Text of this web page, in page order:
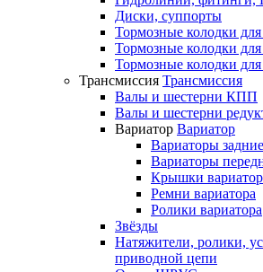
Диски, суппорты
Тормозные колодки
Тормозные колодки
Тормозные колодки для
Трансмиссия Трансмиссия
Валы и шестерни КПП
Валы и шестерни
Вариатор Вариатор
Вариаторы задние
Вариаторы
Крышки
Ремни вариатора
Ролики вариатора
Звёзды
Натяжители, ролики,
приводной цепи